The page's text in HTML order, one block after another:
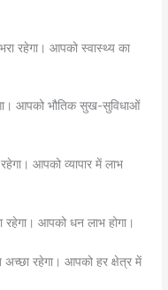
रहेगा। आपको स्वास्थ्य का
आपको भौतिक सुख-सुविधाओं
आपको व्यापार में लाभ
आपको धन लाभ होगा।
रहेगा। आपको हर क्षेत्र में